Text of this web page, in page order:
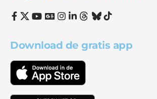
Download de gratis app